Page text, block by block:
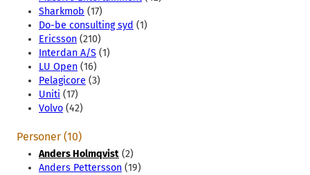
Sharkmob (17)
Do-be consulting syd (1)
Ericsson (210)
Interdan A/S (1)
LU Open (16)
Pelagicore (3)
Uniti (17)
Volvo (42)
Personer (10)
Anders Holmqvist (2)
Anders Pettersson (19)